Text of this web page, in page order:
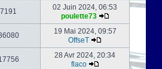
7191
02 Juin 2024, 06:53
poulette73
19 Mai 2024, 09:57
OffseT
28 Avr 2024, 20:34
flaco